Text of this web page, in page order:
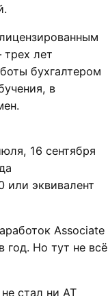
трех лет
бухгалтером
в
16 сентября
или эквивалент
Associate
год. Но тут не всё
стал ни AT